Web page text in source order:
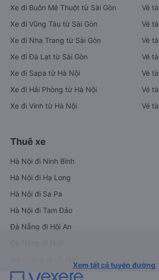
Xe đi Buôn Mê Thuột từ Sài Gòn
Xe đi Vũng Tàu từ Sài Gòn
Xe đi Nha Trang từ Sài Gòn
Xe đi Đà Lạt từ Sài Gòn
Xe đi Sapa từ Hà Nội
Xe đi Hải Phòng từ Hà Nội
Xe đi Vinh từ Hà Nội
Vé
Vé
Vé
Vé
Vé
Vé
Vé
Thuê xe
Hà Nội đi Ninh Bình
Hà Nội đi Hạ Long
Hà Nội đi Sa Pa
Hà Nội đi Tam Đảo
Đà Nẵng đi Hội An
Xem tất cả tuyến đường